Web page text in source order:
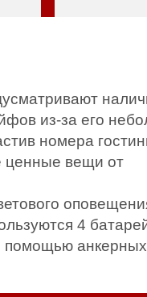
из-за его
номера
ценные вещи от
4
помощью